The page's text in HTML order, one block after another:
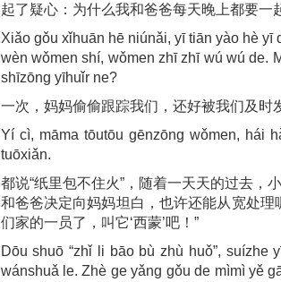
起了疑心：为什么我和爸爸每天晚上都要一
Xiǎo gǒu xǐhuān hē niúnǎi, yī tiān yào hè
wèn wǒmen shí, wǒmen zhī zhī wú wú de.
shīzōng yīhuǐr ne?
一次，妈妈偷偷跟踪我们，还好被我们及时
Yí cì, māma tōutōu gēnzōng wǒmen, hái
tuōxiǎn.
都说“纸里包不住火”，随着一天天的过去
和爸爸决定向妈妈坦白，也许还能从宽处
们家的一员了，叫它‘西蒙’吧！”
Dōu shuō “zhǐ li bāo bù zhù huǒ”,
wánshuǎ le. Zhè ge yǎng gǒu de mìmì yě